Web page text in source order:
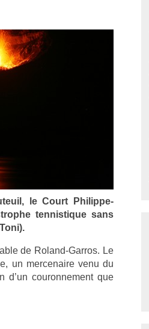
le Court Philippe-
ten­nistique sans
de Roland-Garros. Le
un mer­cenaire venu du
d’un co­uron­ne­ment que